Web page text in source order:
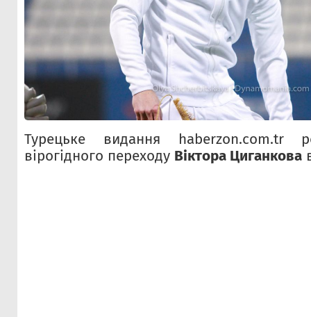
Турецьке видання haberzon.com.tr
вірогідного переходу Віктора Циганкова